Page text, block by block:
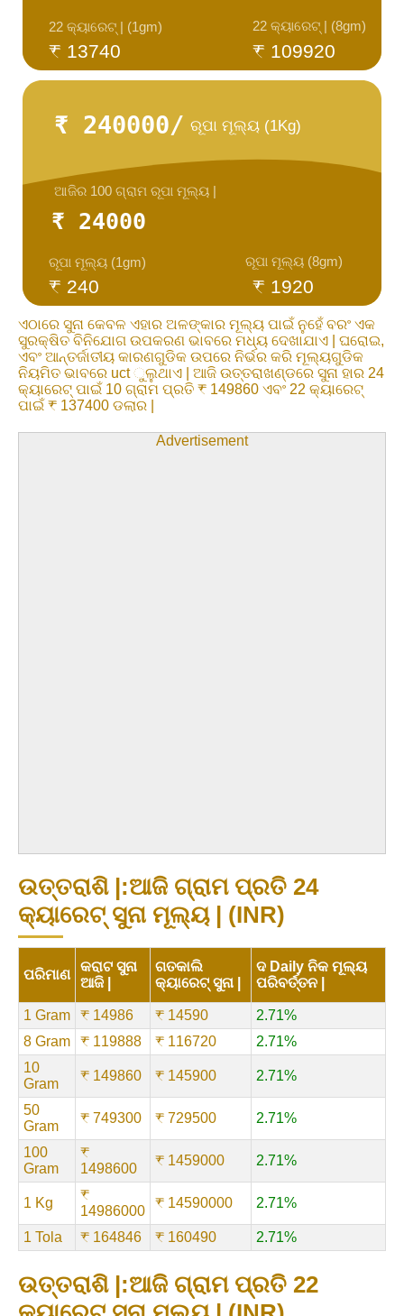
₹ 13740
22 କ୍ୟାରେଟ୍ | (1gm) 22 କ୍ୟାରେଟ୍ | (8gm)
₹ 109920
₹ 240000/ ରୂପା ମୂଲ୍ୟ (1Kg)
₹ 24000
₹ 240
ରୂପା ମୂଲ୍ୟ (1gm) ରୂପା ମୂଲ୍ୟ (8gm)
ଆଜିର 100 ଗ୍ରାମ ରୂପା ମୂଲ୍ୟ |
₹ 1920
ଏଠାରେ ସୁନା କେବଳ ଏହାର ଅଳଙ୍କାର ମୂଲ୍ୟ ପାଇଁ ନୁହେଁ ବରଂ ଏକ
ସୁରକ୍ଷିତ ବିନିଯୋଗ ଉପକରଣ ଭାବରେ ମଧ୍ୟ ଦେଖାଯାଏ | ଘରୋଇ,
ଏବଂ ଆନ୍ତର୍ଜାତୀୟ କାରଣଗୁଡିକ ଉପରେ ନିର୍ଭର କରି ମୂଲ୍ୟଗୁଡିକ
ନିୟମିତ ଭାବରେ uct ୁଲୁଥାଏ | ଆଜି ଉତ୍ତରାଖଣ୍ଡରେ ସୁନା ହାର 24
କ୍ୟାରେଟ୍ ପାଇଁ 10 ଗ୍ରାମ ପ୍ରତି ₹ 149860 ଏବଂ 22 କ୍ୟାରେଟ୍
ପାଇଁ ₹ 137400 ଡଲାର |
Advertisement
ଉତ୍ତରାଶି |:ଆଜି ଗ୍ରାମ ପ୍ରତି 24
କ୍ୟାରେଟ୍ ସୁନା ମୂଲ୍ୟ | (INR)
ପରିମାଣ
କରାଟ ସୁନା
ଆଜି |
ଗତକାଲି
କ୍ୟାରେଟ୍ ସୁନା |
ଦ Daily ନିକ ମୂଲ୍ୟ
ପରିବର୍ତ୍ତନ |
1 Gram ₹ 14986 ₹ 14590
2.71%
8 Gram
₹ 119888 ₹ 116720
2.71%
10
Gram
₹ 149860 ₹ 145900 2.71%
50
Gram
₹ 749300 ₹ 729500 2.71%
100
Gram
₹
1498600
₹ 1459000 2.71%
1 Kg
₹
14986000
₹ 14590000 2.71%
1 Tola ₹ 164846 ₹ 160490 2.71%
ଉତ୍ତରାଶି |:ଆଜି ଗ୍ରାମ ପ୍ରତି 22